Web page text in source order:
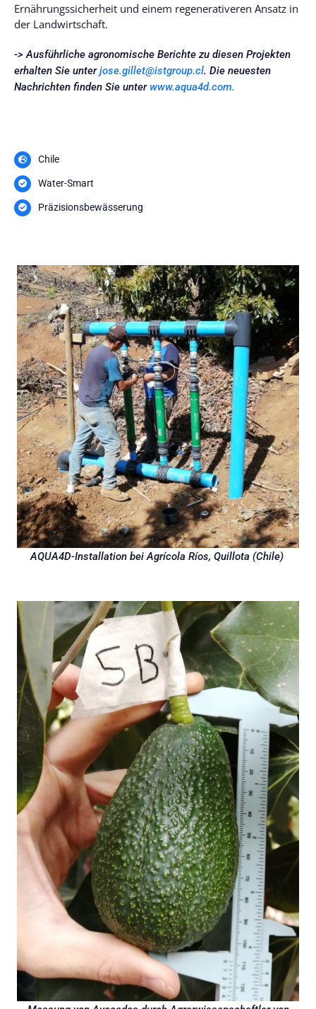
Ernährungssicherheit und einem regenerativeren Ansatz in
der Landwirtschaft.
-> Ausführliche agronomische Berichte zu diesen Projekten
erhalten Sie unterjose.gillet@istgroup.cl. Die neuesten
Nachrichten finden Sie unter www.aqua4d.com.
Chile
Water-Smart
Präzisionsbewässerung
AQUA4D-Installation bei Agrícola Ríos, Quillota (Chile)